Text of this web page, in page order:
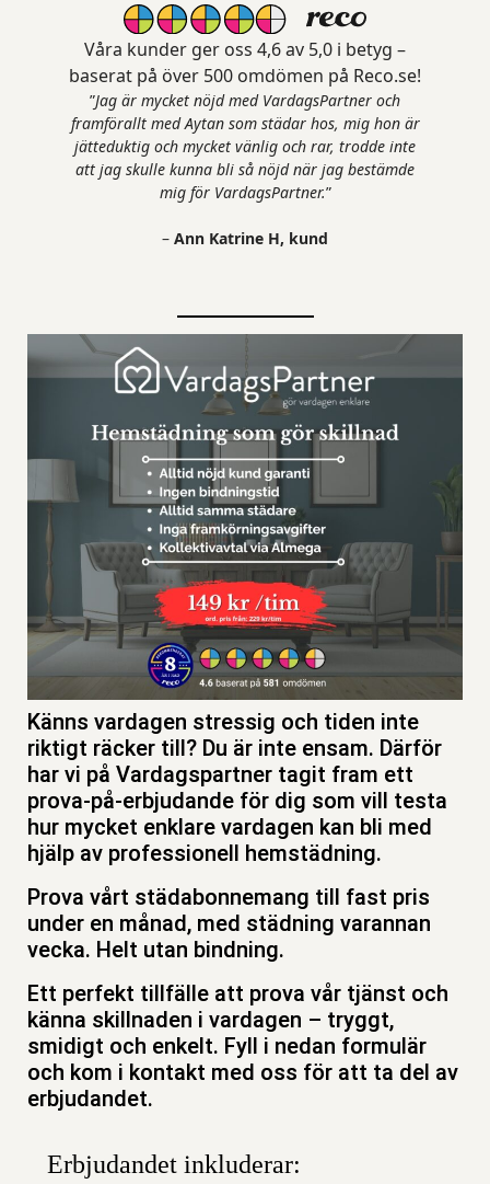
Våra kunder ger oss 4,6 av 5,0 i betyg –
baserat på över 500 omdömen på Reco.se!
”Jag är mycket nöjd med VardagsPartner och
framförallt med Aytan som städar hos, mig hon är
jätteduktig och mycket vänlig och rar, trodde inte
att jag skulle kunna bli så nöjd när jag bestämde
mig för VardagsPartner.”
– Ann Katrine H, kund
Känns vardagen stressig och tiden inte
riktigt räcker till? Du är inte ensam. Därför
har vi på Vardagspartner tagit fram ett
prova-på-erbjudande för dig som vill testa
hur mycket enklare vardagen kan bli med
hjälp av professionell hemstädning.
Prova vårt städabonnemang till fast pris
under en månad, med städning varannan
vecka. Helt utan bindning.
Ett perfekt tillfälle att prova vår tjänst och
känna skillnaden i vardagen – tryggt,
smidigt och enkelt. Fyll i nedan formulär
och kom i kontakt med oss för att ta del av
erbjudandet.
Erbjudandet inkluderar: